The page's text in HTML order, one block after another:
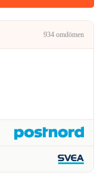
934 omdömen